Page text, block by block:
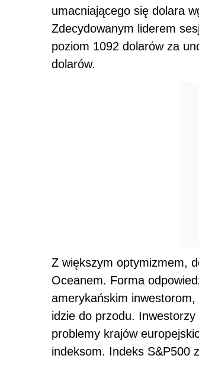
umacniającego się dolara
Zdecydowanym liderem
poziom 1092 dolarów za
dolarów.
Z większym optymizmem,
Oceanem. Forma
amerykańskim
idzie do przodu.
problemy krajów
indeksom. Indeks S&P500